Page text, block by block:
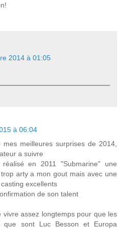
2014 à 01:05
à 06:04
meilleures surprises de 2014,
a suivre
en 2011 "Submarine" une
arty a mon gout mais avec une
excellents
de son talent
assez longtemps pour que les
sont Luc Besson et Europa